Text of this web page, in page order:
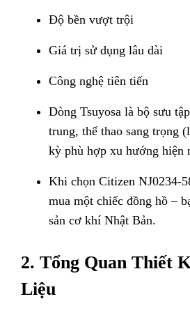
Độ bền vượt trội
Giá trị sử dụng lâu dài
Công nghệ tiên tiến
Dòng Tsuyosa là bộ sưu
trung, thể thao sang trọng
kỳ phù hợp xu hướng hiện
Khi chọn Citizen NJ0234-
mua một chiếc đồng hồ –
sản cơ khí Nhật Bản.
2. Tổng Quan Thiết
Liệu